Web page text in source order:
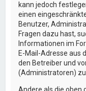
kann jedoch
einen
Benutzer,
Fragen dazu hast,
Informationen im
E-Mail-Adresse aus
den Betreiber und
(Administratoren)